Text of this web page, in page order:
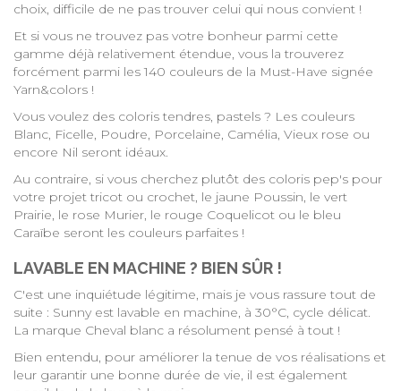
choix, difficile de ne pas trouver celui qui nous convient !
Et si vous ne trouvez pas votre bonheur parmi cette
gamme déjà relativement étendue, vous la trouverez
forcément parmi les 140 couleurs de la Must-Have signée
Yarn&colors !
Vous voulez des coloris tendres, pastels ? Les couleurs
Blanc, Ficelle, Poudre, Porcelaine, Camélia, Vieux rose ou
encore Nil seront idéaux.
Au contraire, si vous cherchez plutôt des coloris pep's pour
votre projet tricot ou crochet, le jaune Poussin, le vert
Prairie, le rose Murier, le rouge Coquelicot ou le bleu
Caraïbe seront les couleurs parfaites !
LAVABLE EN MACHINE ? BIEN SÛR !
C'est une inquiétude légitime, mais je vous rassure tout de
suite : Sunny est lavable en machine, à 30°C, cycle délicat.
La marque Cheval blanc a résolument pensé à tout !
Bien entendu, pour améliorer la tenue de vos réalisations et
leur garantir une bonne durée de vie, il est également